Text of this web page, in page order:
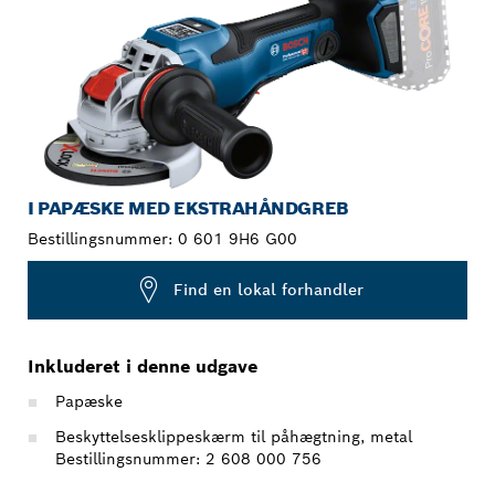
I PAPÆSKE MED EKSTRAHÅNDGREB
Bestillingsnummer: 0 601 9H6 G00
Find en lokal forhandler
Inkluderet i denne udgave
Papæske
Beskyttelsesklippeskærm til påhægtning, metal
Bestillingsnummer: 2 608 000 756